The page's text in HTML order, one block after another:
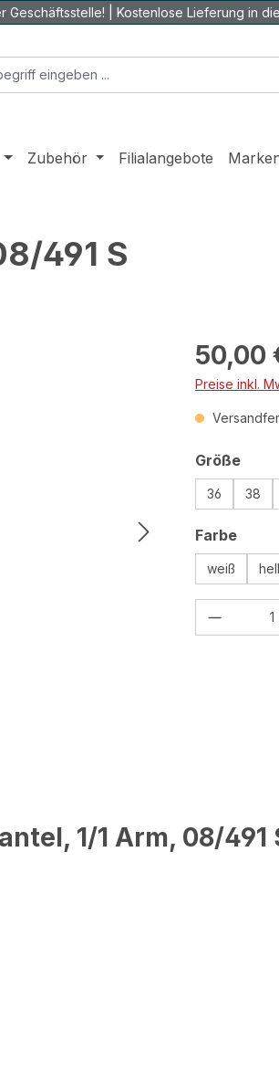
| Kostenlose Lieferung in
Zubehör Filialangebote
491 S
Regulärer
50,00
Preise inkl.
Größe
36 38
Farbe
weiß
1/1 Arm, 08/491